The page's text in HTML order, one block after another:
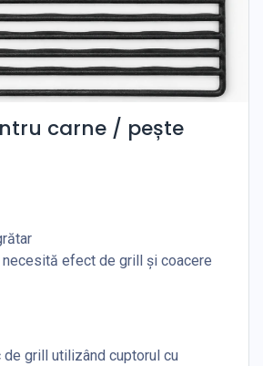
carne / pește
necesită efect de grill și coacere
de grill utilizând cuptorul cu